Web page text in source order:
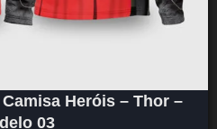
Heróis – Thor –
03